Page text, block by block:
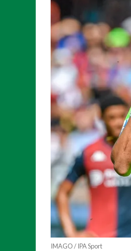
IMAGO / IPA Sport